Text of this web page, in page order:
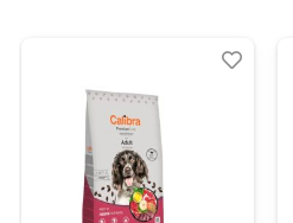
Dodaj
Uporedi